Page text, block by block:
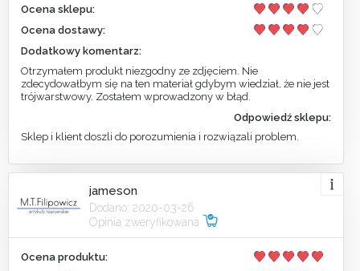
Ocena sklepu:
Ocena dostawy:
Dodatkowy komentarz:
Otrzymałem produkt niezgodny ze zdjęciem. Nie
zdecydowałbym się na ten materiał gdybym wiedział, że nie jest
trójwarstwowy. Zostałem wprowadzony w błąd.
Odpowiedź sklepu:
Sklep i klient doszli do porozumienia i rozwiązali problem.
jameson
Dodano: 2020-03-26
Opinia zweryfikowana
Ocena produktu: